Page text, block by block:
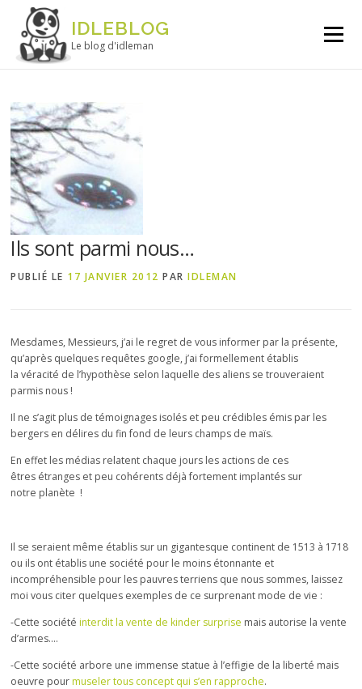
Aller au contenu
IDLEBLOG
Le blog d'idleman
Menu
Ils sont parmi nous…
PUBLIÉ LE 17 JANVIER 2012 PARIDLEMAN
Mesdames, Messieurs, j’ai le regret de vous informer par la présente,
qu’après quelques requêtes google, j’ai formellement établis
la véracité de l’hypothèse selon laquelle des aliens se trouveraient
parmis nous !
Il ne s’agit plus de témoignages isolés et peu crédibles émis par les
bergers en délires du fin fond de leurs champs de maïs.
En effet les médias relatent chaque jours les actions de ces
êtres étranges et peu cohérents déjà fortement implantés sur
notre planète !
Il se seraient même établis sur un gigantesque continent de 1513 à 1718
ou ils ont établis une société pour le moins étonnante et
incompréhensible pour les pauvres terriens que nous sommes, laissez
moi vous citer quelques exemples de ce surprenant mode de vie :
-Cette sociétéinterdit la vente de kinder surprise mais autorise la vente
d’armes….
-Cette société arbore une immense statue à l’effigie de la liberté mais
oeuvre pourmuseler tous concept qui s’en rapproche.